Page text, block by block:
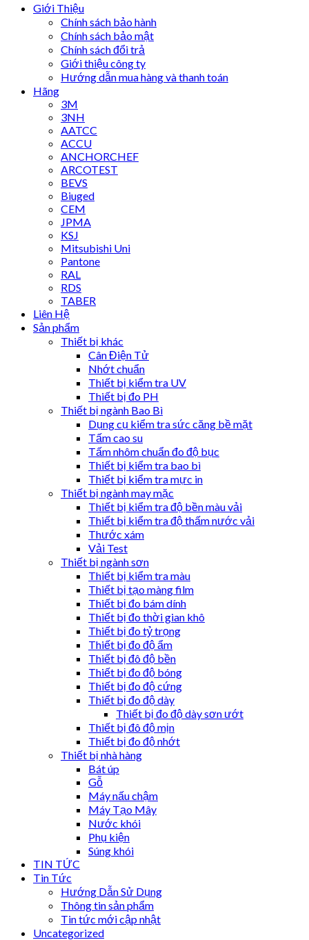
Giới Thiệu
Chính sách bảo hành
Chính sách bảo mật
Chính sách đổi trả
Giới thiệu công ty
Hướng dẫn mua hàng và thanh toán
Hãng
3M
3NH
AATCC
ACCU
ANCHORCHEF
ARCOTEST
BEVS
Biuged
CEM
JPMA
KSJ
Mitsubishi Uni
Pantone
RAL
RDS
TABER
Liên Hệ
Sản phẩm
Thiết bị khác
Cân Điện Tử
Nhớt chuẩn
Thiết bị kiểm tra UV
Thiết bị đo PH
Thiết bị ngành Bao Bì
Dụng cụ kiểm tra sức căng bề mặt
Tấm cao su
Tấm nhôm chuẩn đo độ bục
Thiết bị kiểm tra bao bì
Thiết bị kiểm tra mực in
Thiết bị ngành may mặc
Thiết bị kiểm tra độ bền màu vải
Thiết bị kiểm tra độ thấm nước vải
Thước xám
Vải Test
Thiết bị ngành sơn
Thiết bị kiểm tra màu
Thiết bị tạo màng film
Thiết bị đo bám dính
Thiết bị đo thời gian khô
Thiết bị đo tỷ trọng
Thiết bị đo độ ẩm
Thiết bị đô độ bền
Thiết bị đo độ bóng
Thiết bị đo độ cứng
Thiết bị đo độ dày
Thiết bị đo độ dày sơn ướt
Thiết bị đô độ mịn
Thiết bị đo độ nhớt
Thiết bị nhà hàng
Bát úp
Gỗ
Máy nấu chậm
Máy Tạo Mây
Nước khói
Phụ kiện
Súng khói
TIN TỨC
Tin Tức
Hướng Dẫn Sử Dụng
Thông tin sản phẩm
Tin tức mới cập nhật
Uncategorized